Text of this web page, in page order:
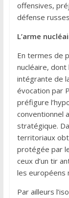
offensives,
défense
L’arme
En termes de
nucléaire,
intégrante de
évocation par
préfigure
conventionnel
stratégique.
territoriaux
protégée par
ceux d’un tir
les européens
Par ailleurs